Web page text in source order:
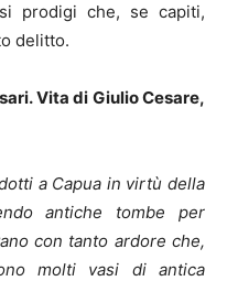
prodigi che, se capiti,
delitto.
Vita di Giulio Cesare,
a Capua in virtù della
antiche tombe per
con tanto ardore che,
molti vasi di antica